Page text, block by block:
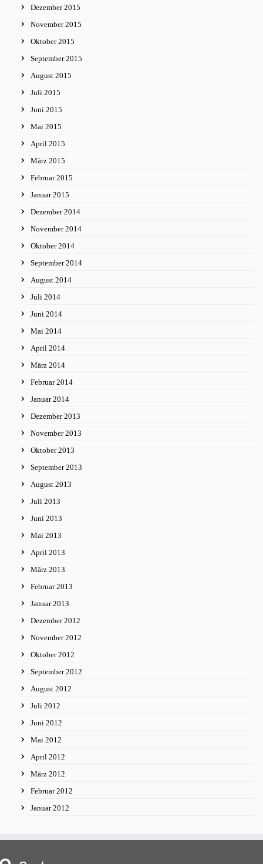
Dezember 2015
November 2015
Oktober 2015
September 2015
August 2015
Juli 2015
Juni 2015
Mai 2015
April 2015
März 2015
Februar 2015
Januar 2015
Dezember 2014
November 2014
Oktober 2014
September 2014
August 2014
Juli 2014
Juni 2014
Mai 2014
April 2014
März 2014
Februar 2014
Januar 2014
Dezember 2013
November 2013
Oktober 2013
September 2013
August 2013
Juli 2013
Juni 2013
Mai 2013
April 2013
März 2013
Februar 2013
Januar 2013
Dezember 2012
November 2012
Oktober 2012
September 2012
August 2012
Juli 2012
Juni 2012
Mai 2012
April 2012
März 2012
Februar 2012
Januar 2012